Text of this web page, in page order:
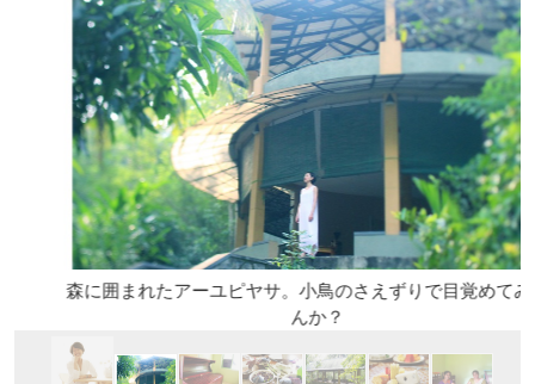
森に囲まれたアーユピヤサ。小鳥のさえずりで目覚めてみませ
んか？